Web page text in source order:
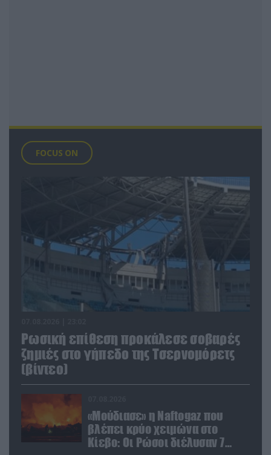
FOCUS ON
Ρωσική επίθεση προκάλεσε σοβαρές
ζημιές στο γήπεδο της Τσερνομόρετς
(βίντεο)
«Μούδιασε» η Naftogaz που
βλέπει κρύο χειμώνα στο
Κίεβο: Οι Ρώσοι διέλυσαν 7